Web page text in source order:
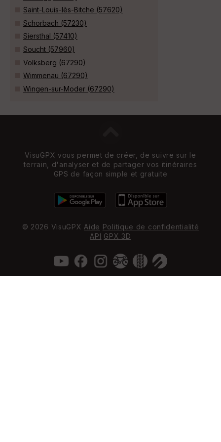
Saint-Louis-lès-Bitche (57620)
Schorbach (57230)
Siersthal (57410)
Soucht (57960)
Volksberg (67290)
Wimmenau (67290)
Wingen-sur-Moder (67290)
VisuGPX vous permet de créer, de suivre sur le
terrain, d'analyser et de partager vos itinéraires
GPS de façon simple et gratuite
© 2026 VisuGPX Aide Politique de confidentialité
API GPX 3D